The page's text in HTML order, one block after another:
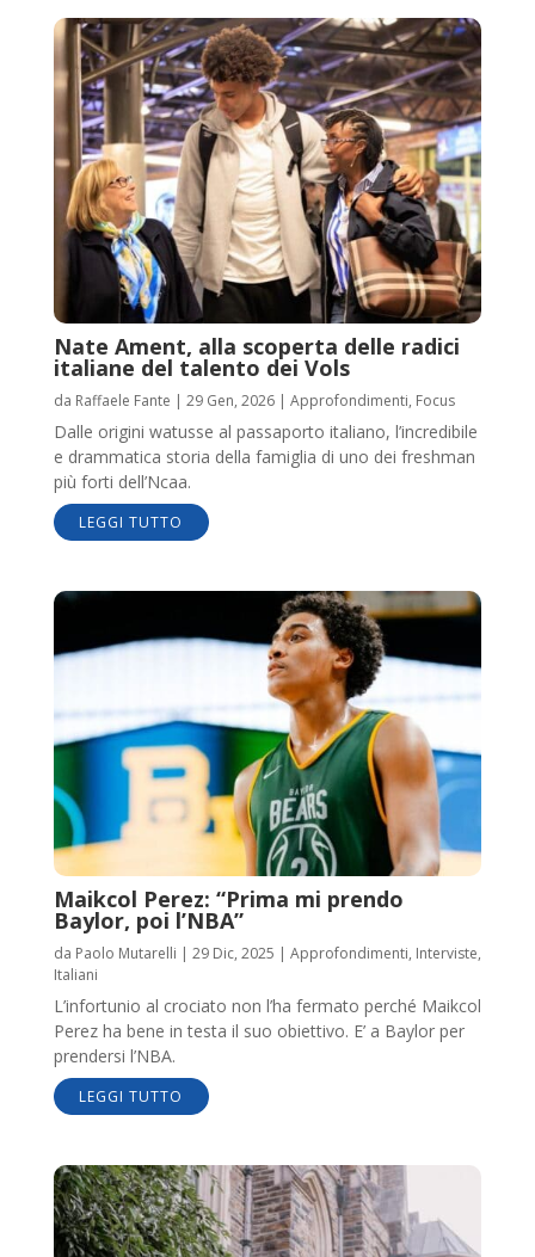
Nate Ament, alla scoperta delle radici
italiane del talento dei Vols
da Raffaele Fante | 29 Gen, 2026| Approfondimenti, Focus
Dalle origini watusse al passaporto italiano, l’incredibile
e drammatica storia della famiglia di uno dei freshman
più forti dell’Ncaa.
LEGGI TUTTO
Maikcol Perez: “Prima mi prendo
Baylor, poi l’NBA”
da Paolo Mutarelli | 29 Dic, 2025 | Approfondimenti, Interviste,
Italiani
L’infortunio al crociato non l’ha fermato perché Maikcol
Perez ha bene in testa il suo obiettivo. E’ a Baylor per
prendersi l’NBA.
LEGGI TUTTO